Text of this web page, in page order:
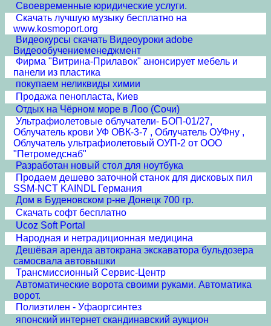
Своевременные юридические услуги.
Скачать лучшую музыку бесплатно на
www.kosmoport.org
Видеокурсы скачать Видеоуроки adobe
Видеообучениеменеджмент
Фирма "Витрина-Прилавок" анонсирует мебель и
панели из пластика
покупаем неликвиды химии
Продажа пенопласта, Киев
Отдых на Чёрном море в Лоо (Сочи)
Ультрафиолетовые облучатели- БОП-01/27,
Облучатель крови УФ ОВК-3-7 , Облучатель ОУФну ,
Облучатель ультрафиолетовый ОУП-2 от ООО
"Петромедснаб"
Разработан новый стол для ноутбука
Продаем дешево заточной станок для дисковых пил
SSM-NCT KAINDL Германия
Дом в Буденовском р-не Донецк 700 гр.
Скачать софт бесплатно
Ucoz Soft Portal
Народная и нетрадиционная медицина
Дешёвая аренда автокрана экскаватора бульдозера
самосвала автовышки
Трансмиссионный Сервис-Центр
Автоматические ворота своими руками. Автоматика
ворот.
Полиэтилен - Уфаоргсинтез
японский интернет скандинавский аукцион